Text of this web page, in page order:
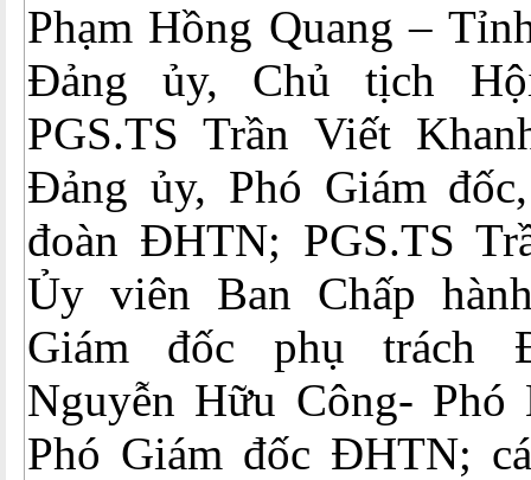
Phạm Hồng Quang –
Đảng ủy, Chủ tịch
PGS.TS Trần Viết
Đảng ủy, Phó Giám
đoàn ĐHTN; PGS.TS
Ủy viên Ban Chấp
Giám đốc phụ trách
Nguyễn Hữu Công-
Phó Giám đốc ĐHTN;